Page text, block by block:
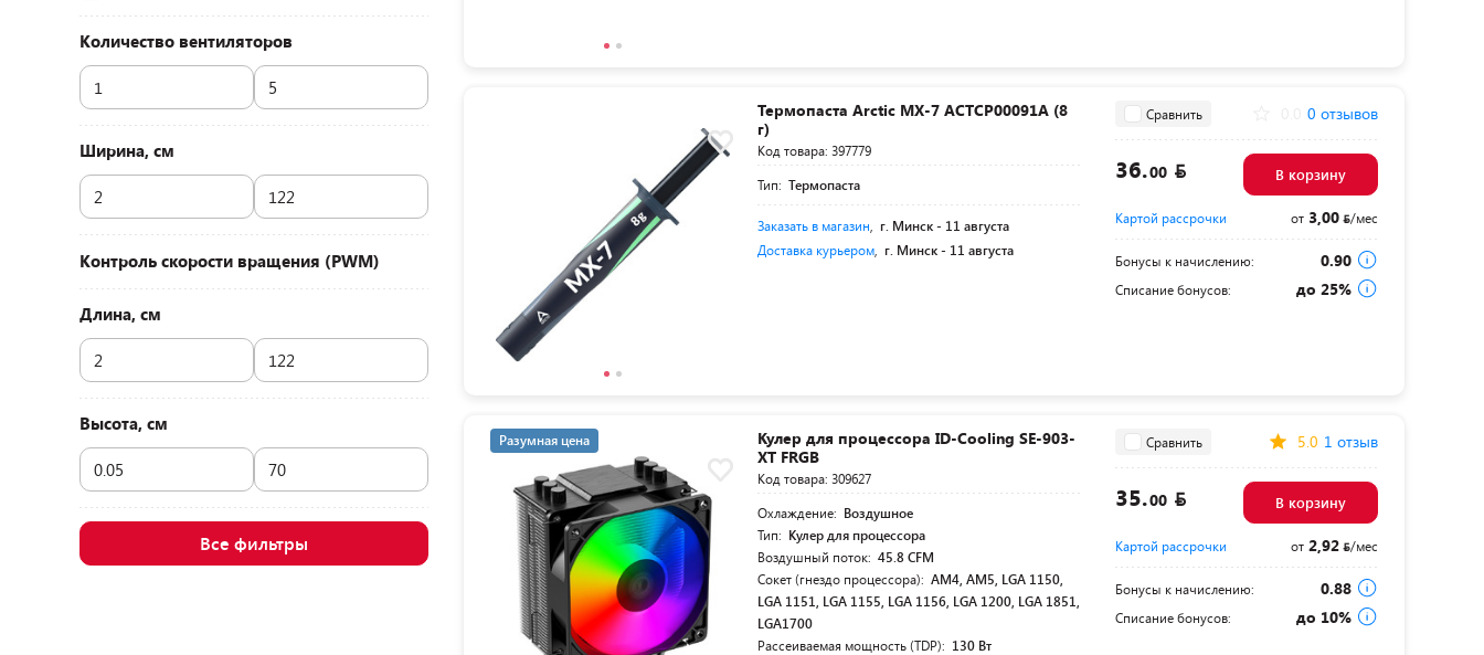
Количество вентиляторов
Ширина, см
Контроль скорости вращения (PWM)
Длина, см
Высота, см
Все фильтры
Термопаста Arctic MX-7 ACTCP00091A (8
г)
Код товара: 397779
Тип: Термопаста
Заказать в магазин г. Минск - 11 августа
Доставка курьером г. Минск - 11 августа
Сравнить 0 отзывов
36.00 В корзину
Картой рассрочки от3,00 /мес
Бонусы к начислению: 0.90
Списание бонусов: до 25%
Разумная цена
Кулер для процессора ID-Cooling SE-903-
XT FRGB
Код товара: 309627
Охлаждение: Воздушное
Тип: Кулер для процессора
Воздушный поток: 45.8 CFM
Сокет (гнездо процессора): AM4, AM5, LGA 1150,
LGA 1151, LGA 1155, LGA 1156, LGA 1200, LGA 1851,
LGA1700
Рассеиваемая мощность (TDP): 130 Вт
Сравнить 5.0 1 отзыв
35.00 В корзину
Картой рассрочки от2,92 /мес
Бонусы к начислению: 0.88
Списание бонусов: до 10%